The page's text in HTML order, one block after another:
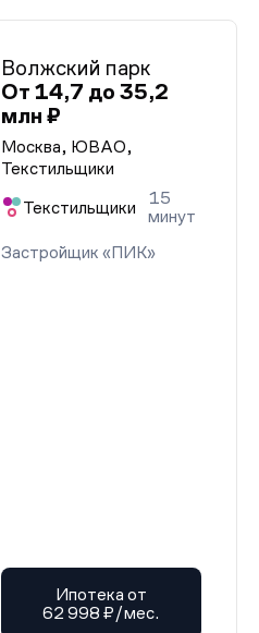
Волжский парк
От 14,7 до 35,2
млн ₽
Москва, ЮВАО,
Текстильщики
Текстильщики
15
минут
Застройщик «ПИК»
Ипотека от
62 998 ₽/мес.